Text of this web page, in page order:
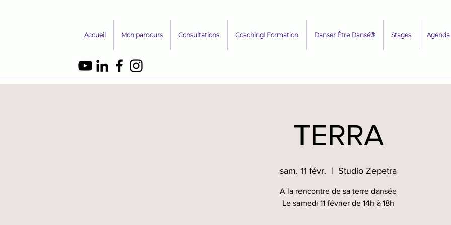
Accueil Mon parcours Consultations CoachingI Formation Danser Être Dansé® Stages Agenda
TERRA
sam. 11 févr.
  |
Studio Zepetra
A la rencontre de sa terre dansée
Le samedi 11 février de 14h à 18h